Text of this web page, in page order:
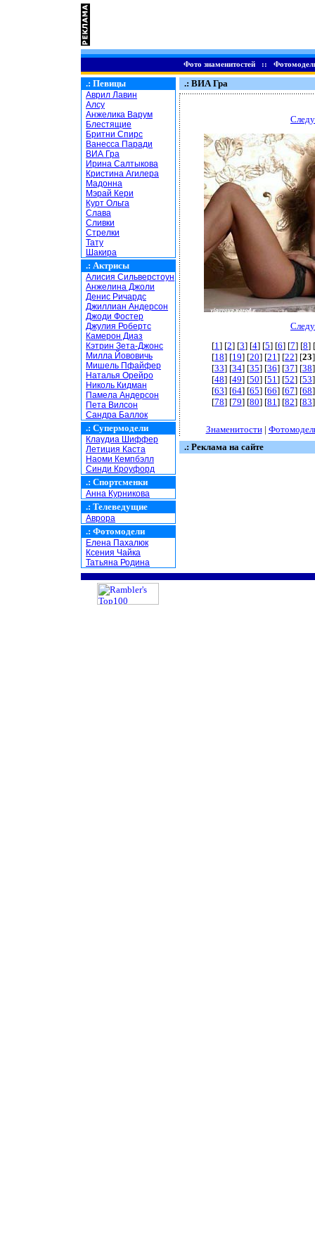
Фото знаменитостей::
.: Певицы
Аврил Лавин
Алсу
Анжелика Варум
Блестящие
Бритни Спирс
Ванесса Паради
ВИА Гра
Ирина Салтыкова
Кристина Агилера
Мадонна
Мэрай Кери
Курт Ольга
Слава
Сливки
Стрелки
Тату
Шакира
.: Актрисы
Алисия Сильверстоун
Анжелина Джоли
Денис Ричардс
Джиллиан Андерсон
Джоди Фостер
Джулия Робертс
Камерон Диаз
Кэтрин Зета-Джонс
Милла Йововичь
Мишель Пфайфер
Наталья Орейро
Николь Кидман
Памела Андерсон
Пета Вилсон
Сандра Баллок
.: Супермодели
Клаудиа Шиффер
Летиция Каста
Наоми Кемпбэлл
Синди Кроуфорд
.: Спортсменки
Анна Курникова
.: Телеведущие
Аврора
.: Фотомодели
Елена Пахалюк
Ксения Чайка
Татьяна Родина
.: ВИА Гра
[1] [2] [3] [4] [5] [6] [7] [8] [
[18] [19] [20] [21] [22] [23
[33] [34] [35] [36] [37] [38
[48] [49] [50] [51] [52] [53
[63] [64] [65] [66] [67] [68
[78] [79] [80] [81] [82] [83
Знаменитости|
.: Реклама на сайте